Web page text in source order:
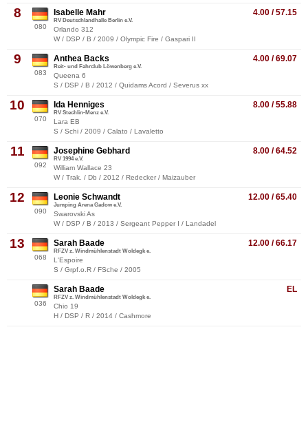
8
080
4.00 / 57.15
Isabelle Mahr
RV Deutschlandhalle Berlin e.V.
Orlando 312
W / DSP / B / 2009 / Olympic Fire / Gaspari II
9
083
4.00 / 69.07
Anthea Backs
Reit- und Fahrclub Löwenberg e.V.
Queena 6
S / DSP / B / 2012 / Quidams Acord / Severus xx
10
070
8.00 / 55.88
Ida Henniges
RV Stechlin-Menz e.V.
Lara EB
S / Schi / 2009 / Calato / Lavaletto
11
092
8.00 / 64.52
Josephine Gebhard
RV 1994 e.V.
William Wallace 23
W / Trak. / Db / 2012 / Redecker / Maizauber
12
090
12.00 / 65.40
Leonie Schwandt
Jumping Arena Gadow e.V.
Swarovski As
W / DSP / B / 2013 / Sergeant Pepper I / Landadel
13
068
12.00 / 66.17
Sarah Baade
RFZV z. Windmühlenstadt Woldegk e.
L'Espoire
S / Grpf.o.R / FSche / 2005
036
EL
Sarah Baade
RFZV z. Windmühlenstadt Woldegk e.
Chio 19
H / DSP / R / 2014 / Cashmore